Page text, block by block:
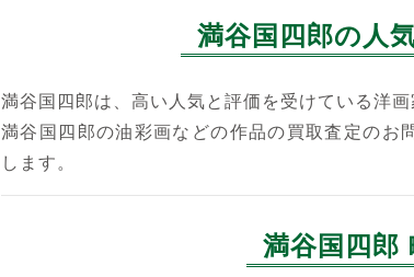
満谷国四郎の人
満谷国四郎は、高い人気と評価を受けている洋画
満谷国四郎の油彩画などの作品の買取査定のお
します。
満谷国四郎